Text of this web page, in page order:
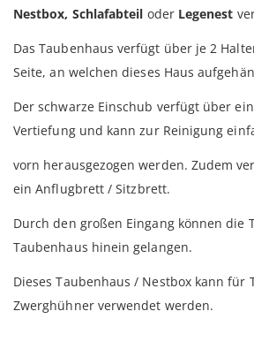
Nestbox, Schlafabteil oder Legenest
Das Taubenhaus verfügt über je 2
Seite, an welchen dieses Haus
Der schwarze Einschub verfügt über
Vertiefung und kann zur Reinigung
vorn herausgezogen werden. Zudem
ein Anflugbrett / Sitzbrett.
Durch den großen Eingang können die
Taubenhaus hinein gelangen.
Dieses Taubenhaus / Nestbox kann für
Zwerghühner verwendet werden.